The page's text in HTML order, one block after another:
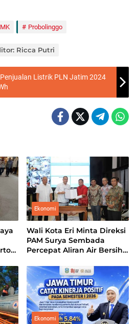
Probolinggo
Ricca Putri
Listrik PLN Jatim 2024
Ekonomi
Wali Kota Eri Minta Direksi
PAM Surya Sembada
Percepat Aliran Air Bersih
Ekonomi